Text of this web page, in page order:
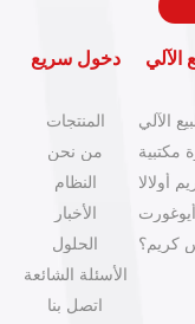
دخول سريع
المنتجات
من نحن
النظام
الأخبار
الحلول
الأسئلة الشائعة
اتصل بنا
الآلي